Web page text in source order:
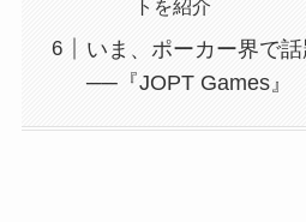
トを紹介
いま、ポーカー界で
──『JOPT Games』